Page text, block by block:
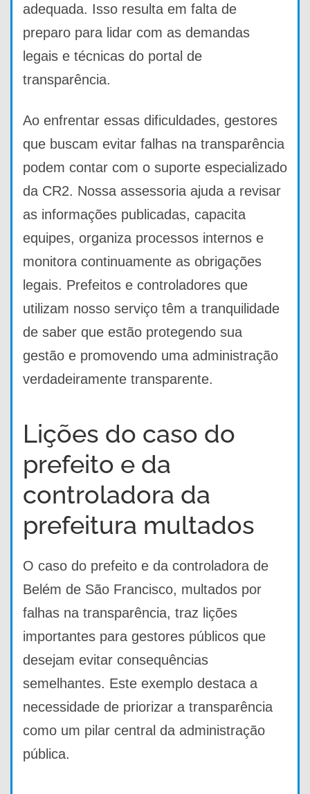
adequada. Isso resulta em falta de
preparo para lidar com as demandas
legais e técnicas do portal de
transparência.
Ao enfrentar essas dificuldades, gestores
que buscam evitar falhas na transparência
podem contar com o suporte especializado
da CR2. Nossa assessoria ajuda a revisar
as informações publicadas, capacita
equipes, organiza processos internos e
monitora continuamente as obrigações
legais. Prefeitos e controladores que
utilizam nosso serviço têm a tranquilidade
de saber que estão protegendo sua
gestão e promovendo uma administração
verdadeiramente transparente.
Lições do caso do
prefeito e da
controladora da
prefeitura multados
O caso do prefeito e da controladora de
Belém de São Francisco, multados por
falhas na transparência, traz lições
importantes para gestores públicos que
desejam evitar consequências
semelhantes. Este exemplo destaca a
necessidade de priorizar a transparência
como um pilar central da administração
pública.